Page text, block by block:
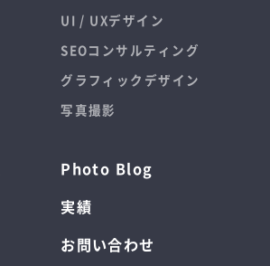
UI / UXデザイン
SEOコンサルティング
グラフィックデザイン
写真撮影
Photo Blog
実績
お問い合わせ